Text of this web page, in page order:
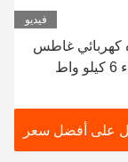
فيديو
كهربائي غاطس
مقاوم للماء 6 كيلو واط
الخارجي
على أفضل سعر